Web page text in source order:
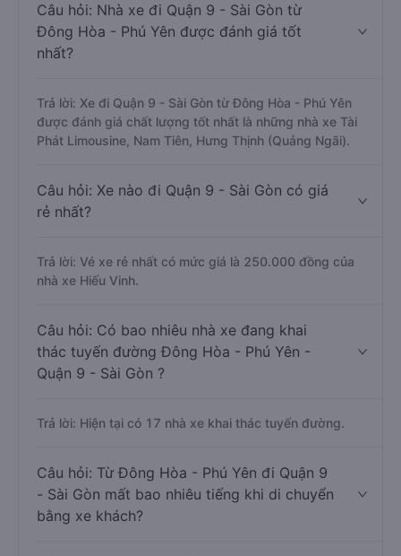
Câu hỏi: Nhà xe đi Quận 9 - Sài Gòn từ
Đông Hòa - Phú Yên được đánh giá tốt
nhất?
Trả lời: Xe đi Quận 9 - Sài Gòn từ Đông Hòa - Phú Yên
được đánh giá chất lượng tốt nhất là những nhà xe Tài
Phát Limousine, Nam Tiên, Hưng Thịnh (Quảng Ngãi).
Câu hỏi: Xe nào đi Quận 9 - Sài Gòn có giá
rẻ nhất?
Trả lời: Vé xe rẻ nhất có mức giá là 250.000 đồng của
nhà xe Hiếu Vinh.
Câu hỏi: Có bao nhiêu nhà xe đang khai
thác tuyến đường Đông Hòa - Phú Yên -
Quận 9 - Sài Gòn ?
Trả lời: Hiện tại có 17 nhà xe khai thác tuyến đường.
Câu hỏi: Từ Đông Hòa - Phú Yên đi Quận 9
- Sài Gòn mất bao nhiêu tiếng khi di chuyển
bằng xe khách?